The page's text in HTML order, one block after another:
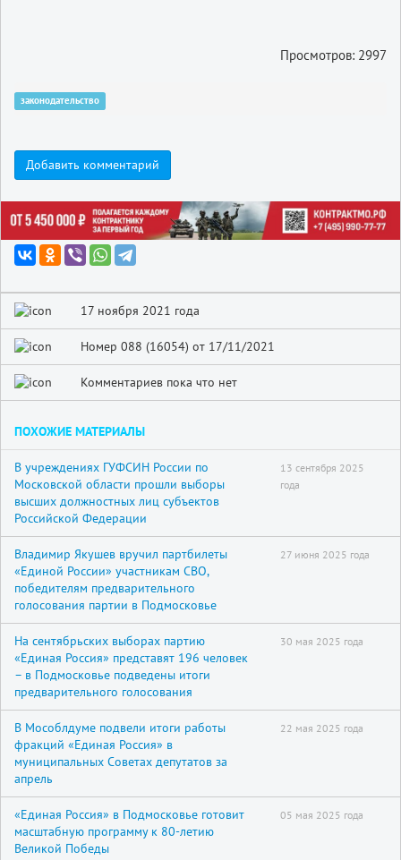
Просмотров: 2997
законодательство
Добавить комментарий
17 ноября 2021 года
Номер 088 (16054) от 17/11/2021
Комментариев пока что нет
ПОХОЖИЕ МАТЕРИАЛЫ
В учреждениях ГУФСИН России по
Московской области прошли выборы
высших должностных лиц субъектов
Российской Федерации
13 сентября 2025
года
Владимир Якушев вручил партбилеты
«Единой России» участникам СВО,
победителям предварительного
голосования партии в Подмосковье
27 июня 2025 года
На сентябрьских выборах партию
«Единая Россия» представят 196 человек
– в Подмосковье подведены итоги
предварительного голосования
30 мая 2025 года
В Мособлдуме подвели итоги работы
фракций «Единая Россия» в
муниципальных Советах депутатов за
апрель
22 мая 2025 года
«Единая Россия» в Подмосковье готовит
масштабную программу к 80-летию
Великой Победы
05 мая 2025 года